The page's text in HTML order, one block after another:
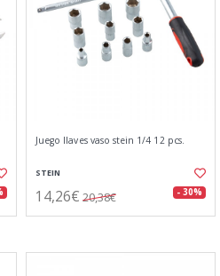
Juego llaves vaso stein 1/4 12 pcs.
STEIN
14,26€ 20,38€ - 30%